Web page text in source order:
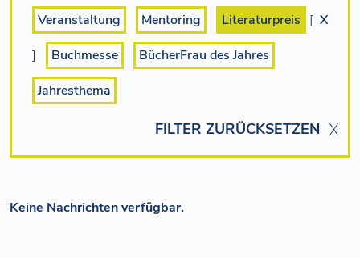
Veranstaltung Mentoring Literaturpreis [ X
]
Buchmesse
BücherFrau des Jahres
Jahresthema
FILTER ZURÜCKSETZEN
Keine Nachrichten verfügbar.